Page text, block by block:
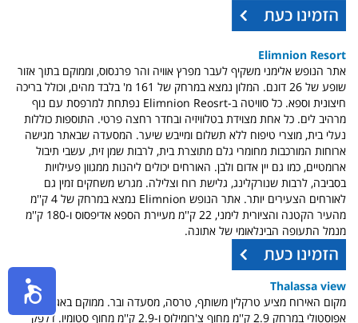
Elimnion Resort
אתר הנופש אלימני משקיף לעבר מפרץ אוויה והר פרנסוס, וממוקם בתוך אזור
שופע של 26 דונם. המלון נמצא במרחק של 161 מ' בלבד מהים, וכולל בריכה
חיצונית וספא. כל סוויטה ב-Elimnion Reosrt נפתחת למרפסת עם נוף
מרהיב לים. כל אחת מצוידת בטלוויזיה ובחדר רחצה פרטי. התוספות כוללות
נעלי בית, מוצרי טיפוח ללא תשלום ומייבש שיער. המסעדה שבאתר מגישה
ארוחות המורכבות מחומרי גלם מתוצרת בית, לרבות שמן זית, עשבי תיבול
ארומטיים, כמו גם יין אדום ולבן. האורחים יכולים ליהנות ממגוון פעילויות
בסביבה, לרבות שנורקלינג, גלישת רוח וצלילה. מגרש משחקים זמין גם
לאורחים הצעירים יותר. אתר הנופש Elimnion נמצא במרחק של 4 ק''מ
מהעיר הקטנה והציורית לימני, 22 ק''מ מעיירת הספא אדיפסוס ו-180 ק''מ
מנמל התעופה הבינלאומי של אתונה.
Thalassa view
מקום האירוח מציע טרקלין משותף, טרסה, מסעדה ובר. ממוקם באגיו
אפוסטולי במרחק 2.9 ק''מ מחוף צ'רומילוס ו-2.9 ק''מ מחוף סטומיו. דלפק